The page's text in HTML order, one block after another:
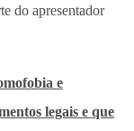
do apresentador
e
legais e que